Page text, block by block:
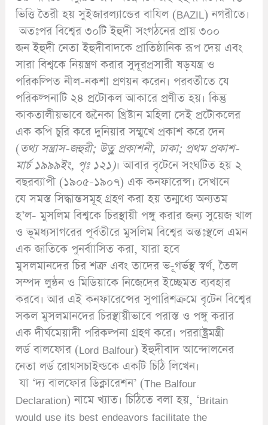
ভিত্তি তৈরী হয় সুইজারল্যান্ডের বাযিল (BAZIL) নগরীতে।
অতঃপর বিশ্বের ৩০টি ইহুদী সংগঠনের প্রায় ৩০০
জন ইহুদী নেতা ইহুদীবাদকে প্রাতিষ্ঠানিক রূপ দেয় এবং
সারা বিশ্বকে নিয়ন্ত্রণ করার সুদূরপ্রসারী ষড়যন্ত্র ও
পরিকল্পিত নীল-নকশা প্রণয়ন করেন। পরবর্তীতে যে
পরিকল্পনাটি ২৪ প্রটোকল আকারে প্রণীত হয়। কিন্তু
কাকতালীয়ভাবে জনৈকা খ্রিষ্টান মহিলা সেই প্রটোকলের
এক কপি চুরি করে দুনিয়ার সম্মুখে প্রকাশ করে দেন
(তথ্য সন্ত্রাস-জহুরী; উত্লু প্রকাশনী, ঢাকা; প্রথম প্রকাশ-
মার্চ ১৯৯৯ইং, পৃঃ ১২১)। আবার বৃটেনে সংঘটিত হয় ২
বছরব্যাপী (১৯০৫-১৯০৭) এক কনফারেন্স। সেখানে
যে সমস্ত সিদ্ধান্তসমূহ গ্রহণ করা হয় তন্মধ্যে অন্যতম
হ’ল- মুসলিম বিশ্বকে চিরস্থায়ী পঙ্গু করার জন্য সুয়েজ খাল
ও ভূমধ্যসাগরের পূর্বতীরে মুসলিম বিশ্বের অন্তঃস্থলে এমন
এক জাতিকে পুনর্বাাসিত করা, যারা হবে
মুসলমানদের চির শত্রু এবং তাদের ভ-ূগর্ভস্থ স্বর্ণ, তৈল
সম্পদ লুন্ঠন ও মিডিয়াকে নিজেদের ইচ্ছেমত ব্যবহার
করবে। আর এই কনফারেন্সের সুপারিশক্রমে বৃটেন বিশ্বের
সকল মুসলমানদের চিরস্থায়ীভাবে পরাস্ত ও পঙ্গু করার
এক দীর্ঘমেয়াদী পরিকল্পনা গ্রহণ করে। পররাষ্ট্রমন্ত্রী
লর্ড বালফোর (Lord Balfour) ইহুদীবাদ আন্দোলনের
নেতা লর্ড রোথসচাইল্ডকে একটি চিঠি লিখেন।
যা ‘দ্য বালফোর ডিক্লারেশন’ (The Balfour
Declaration) নামে খ্যাত। চিঠিতে বলা হয়, ‘Britain
would use its best endeavors facilitate the